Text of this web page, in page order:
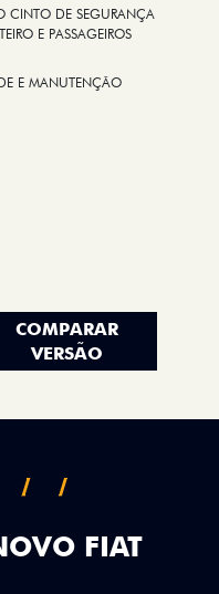
CINTO DE SEGURANÇA
E PASSAGEIROS
E MANUTENÇÃO
COMPARAR
VERSÃO
FIAT